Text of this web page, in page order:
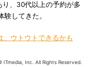
、30代以上の予約が多
してきた。
、ウトウトできるかも
Inc. All Rights Reserved.